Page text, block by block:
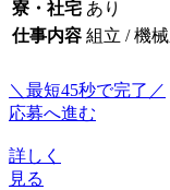
寮・社宅 あり
仕事内容 組立 / 機
＼最短45秒で完了／
応募へ進む
詳しく
見る